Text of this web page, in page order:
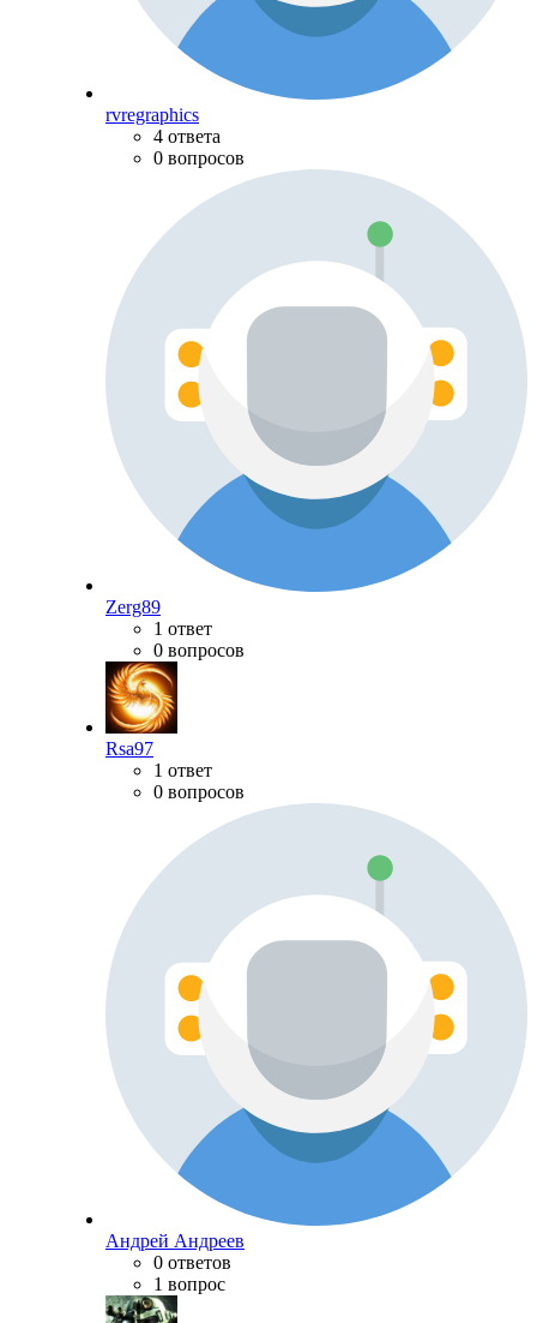
rvregraphics
4 ответа
0 вопросов
Zerg89
1 ответ
0 вопросов
Rsa97
1 ответ
0 вопросов
Андрей Андреев
0 ответов
1 вопрос